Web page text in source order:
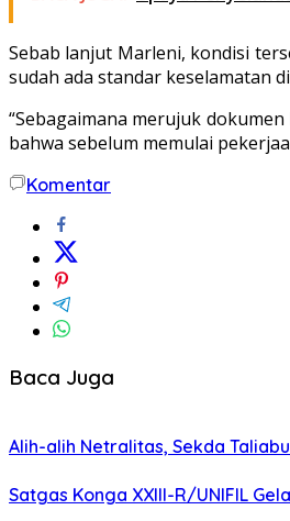
Sebab lanjut Marleni, kondisi
sudah ada standar keselamatan
“Sebagaimana merujuk
bahwa sebelum memulai
Komentar
Baca Juga
Alih-alih Netralitas, Sekda
Satgas Konga XXIII-R/UNIFIL